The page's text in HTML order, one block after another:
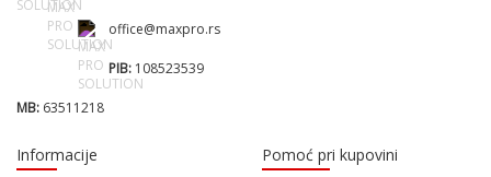
office@maxpro.rs
PIB: 108523539
MB: 63511218
Informacije Pomoć pri kupovini